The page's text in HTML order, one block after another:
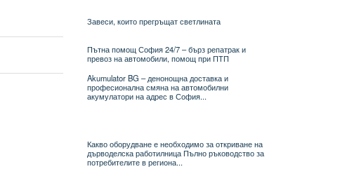
Завеси, които прегръщат светлината
Пътна помощ София 24/7 – бърз репатрак и
превоз на автомобили, помощ при ПТП
Akumulator BG – денонощна доставка и
професионална смяна на автомобилни
акумулатори на адрес в София...
Какво оборудване е необходимо за откриване на
дърводелска работилница Пълно ръководство за
потребителите в региона...